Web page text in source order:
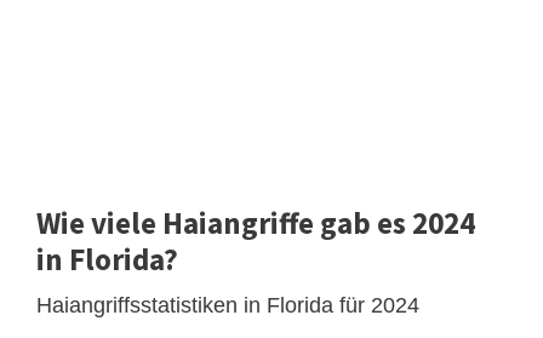
Wie viele Haiangriffe gab es 2024
in Florida?
Haiangriffsstatistiken in Florida für 2024